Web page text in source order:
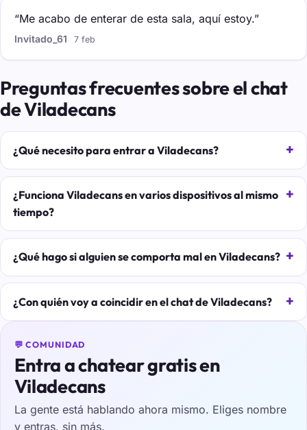
“Me acabo de enterar de esta sala, aquí estoy.”
Invitado_61 7 feb
Preguntas frecuentes sobre el chat
de Viladecans
¿Qué necesito para entrar a Viladecans?
¿Funciona Viladecans en varios dispositivos al mismo
tiempo?
¿Qué hago si alguien se comporta mal en Viladecans?
¿Con quién voy a coincidir en el chat de Viladecans?
💬 COMUNIDAD
Entra a chatear gratis en
Viladecans
La gente está hablando ahora mismo. Eliges nombre
y entras, sin más.